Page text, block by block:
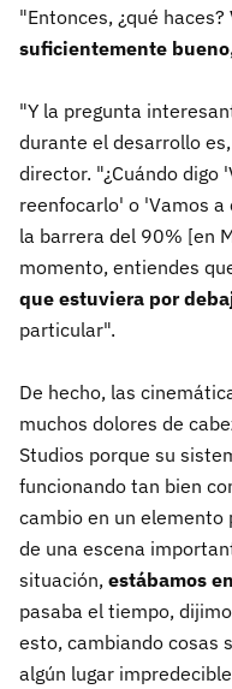
"Entonces, ¿qué haces?
suficientemente
"Y la pregunta
durante el desarrollo
director. "¿Cuándo digo
reenfocarlo' o 'Vamos
la barrera del 90% [en
momento, entiendes
que estuviera por
particular".
De hecho, las
muchos dolores de
Studios porque su
funcionando tan bien
cambio en un elemento
de una escena
situación, estábamos
pasaba el tiempo,
esto, cambiando cosas
algún lugar